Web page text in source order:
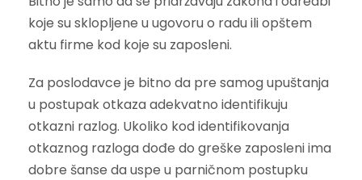
koje su sklopljene u ugovoru o radu ili opštem
aktu firme kod koje su zaposleni.
Za poslodavce je bitno da pre samog upuštanja
u postupak otkaza adekvatno identifikuju
otkazni razlog. Ukoliko kod identifikovanja
otkaznog razloga dođe do greške zaposleni ima
dobre šanse da uspe u parničnom postupku